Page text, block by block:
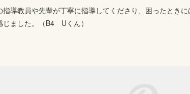
導教員や先輩が丁寧に指導してくださり、困ったとき
じました。（B4 Uくん）